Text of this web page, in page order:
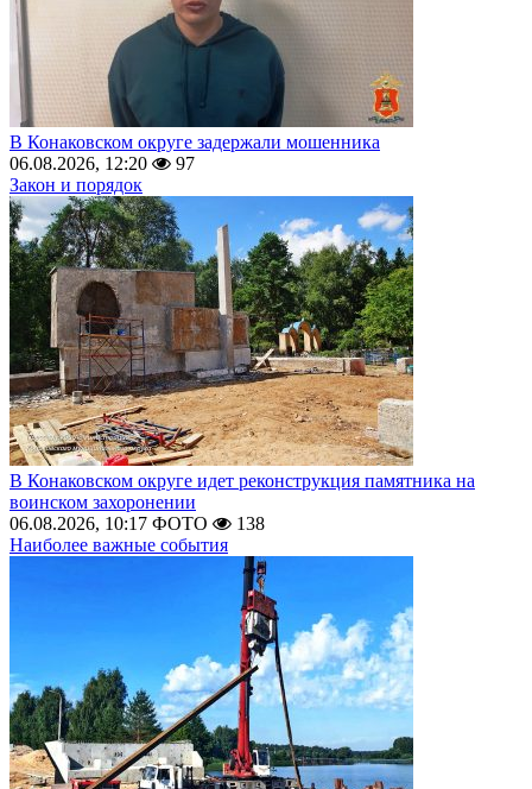
В Конаковском округе задержали мошенника
06.08.2026, 12:20
97
Закон и порядок
В Конаковском округе идет реконструкция памятника на
воинском захоронении
06.08.2026, 10:17 ФОТО
138
Наиболее важные события